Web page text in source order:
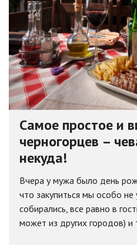
Самое простое и
черногорцев –
некуда!
Вчера у мужа было день
что закупиться мы особо не
собирались, все равно в
может из других городов) и